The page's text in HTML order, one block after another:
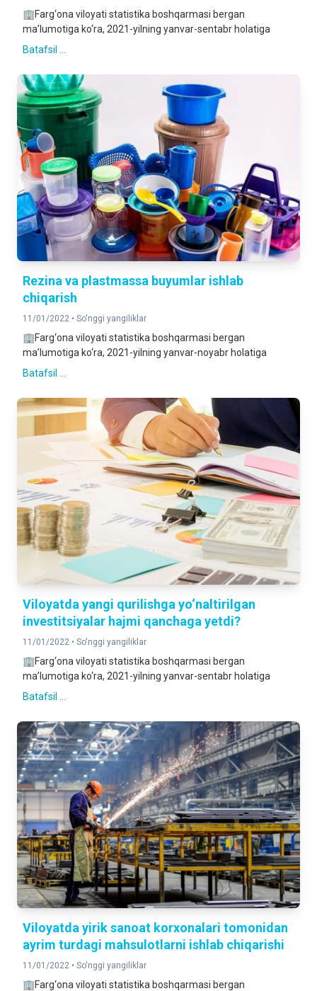
🏢Farg‘ona viloyati statistika boshqarmasi bergan
ma’lumotiga ko‘ra, 2021-yilning yanvar-sentabr holatiga
Batafsil ...
Rezina va plastmassa buyumlar ishlab
chiqarish
11/01/2022 • So'nggi yangiliklar
🏢Farg‘ona viloyati statistika boshqarmasi bergan
ma’lumotiga ko‘ra, 2021-yilning yanvar-noyabr holatiga
Batafsil ...
Viloyatda yangi qurilishga yo‘naltirilgan
investitsiyalar hajmi qanchaga yetdi?
11/01/2022 • So'nggi yangiliklar
🏢Farg‘ona viloyati statistika boshqarmasi bergan
ma’lumotiga ko‘ra, 2021-yilning yanvar-sentabr holatiga
Batafsil ...
Viloyatda yirik sanoat korxonalari tomonidan
ayrim turdagi mahsulotlarni ishlab chiqarishi
11/01/2022 • So'nggi yangiliklar
🏢Farg‘ona viloyati statistika boshqarmasi bergan